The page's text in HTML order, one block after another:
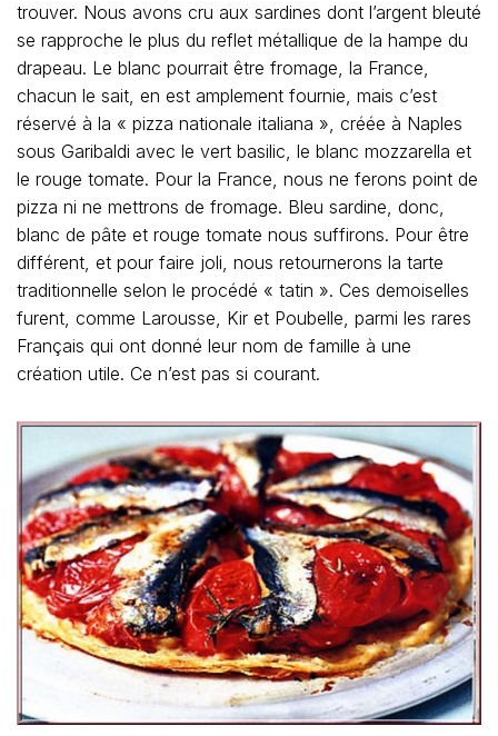
trouver. Nous avons cru aux sardines dont l’argent bleuté
se rapproche le plus du reflet métallique de la hampe du
drapeau. Le blanc pourrait être fromage, la France,
chacun le sait, en est amplement fournie, mais c’est
réservé à la « pizza nationale italiana », créée à Naples
sous Garibaldi avec le vert basilic, le blanc mozzarella et
le rouge tomate. Pour la France, nous ne ferons point de
pizza ni ne mettrons de fromage. Bleu sardine, donc,
blanc de pâte et rouge tomate nous suffirons. Pour être
différent, et pour faire joli, nous retournerons la tarte
traditionnelle selon le procédé « tatin ». Ces demoiselles
furent, comme Larousse, Kir et Poubelle, parmi les rares
Français qui ont donné leur nom de famille à une
création utile. Ce n’est pas si courant.